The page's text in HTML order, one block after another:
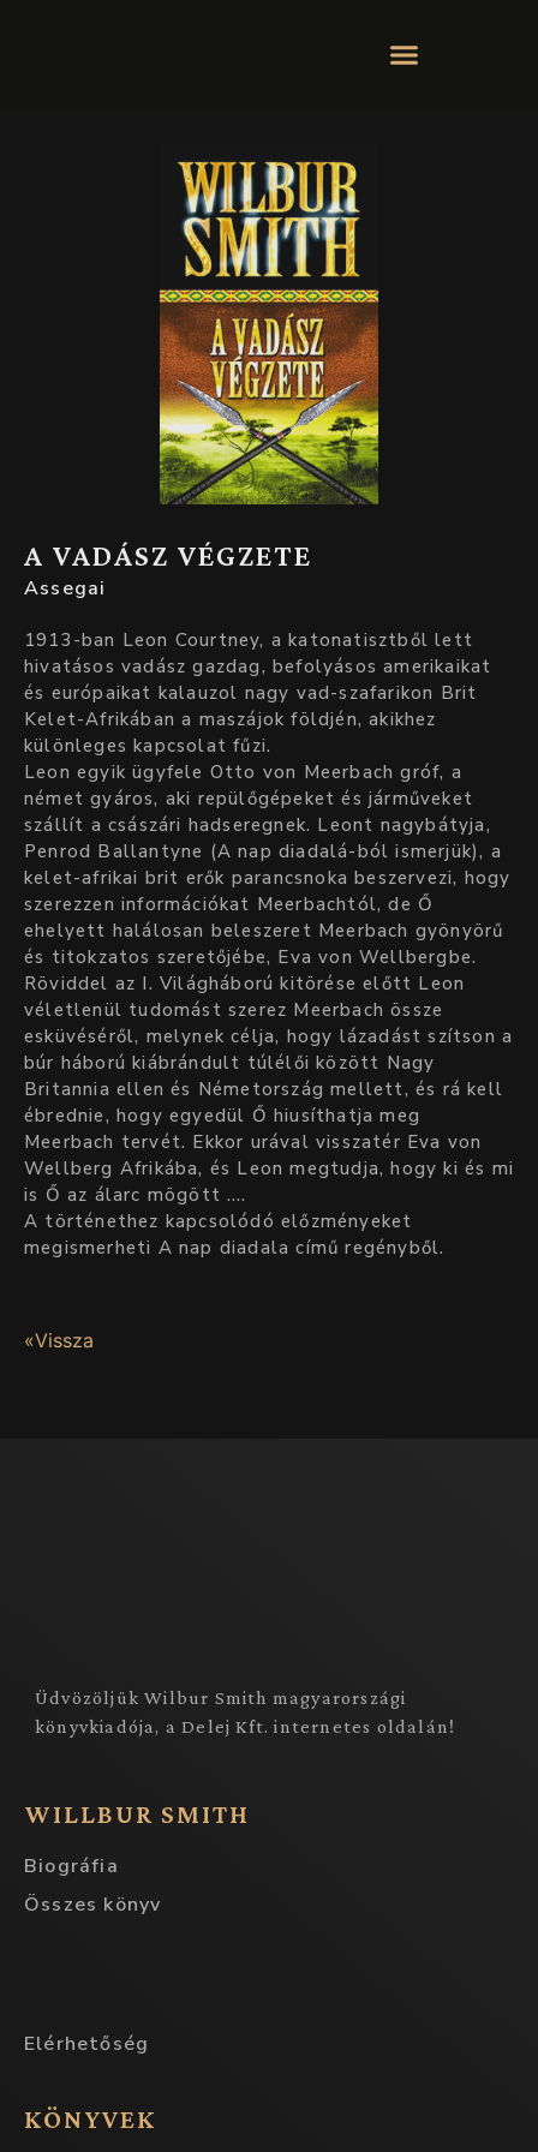
A VADÁSZ VÉGZETE
Assegai
1913-ban Leon Courtney, a katonatisztből lett
hivatásos vadász gazdag, befolyásos amerikaikat
és európaikat kalauzol nagy vad-szafarikon Brit
Kelet-Afrikában a maszájok földjén, akikhez
különleges kapcsolat fűzi.
Leon egyik ügyfele Otto von Meerbach gróf, a
német gyáros, aki repülőgépeket és járműveket
szállít a császári hadseregnek. Leont nagybátyja,
Penrod Ballantyne (A nap diadalá-ból ismerjük), a
kelet-afrikai brit erők parancsnoka beszervezi, hogy
szerezzen információkat Meerbachtól, de Ő
ehelyett halálosan beleszeret Meerbach gyönyörű
és titokzatos szeretőjébe, Eva von Wellbergbe.
Röviddel az I. Világháború kitörése előtt Leon
véletlenül tudomást szerez Meerbach össze
esküvéséről, melynek célja, hogy lázadást szítson a
búr háború kiábrándult túlélői között Nagy
Britannia ellen és Németország mellett, és rá kell
ébrednie, hogy egyedül Ő hiusíthatja meg
Meerbach tervét. Ekkor urával visszatér Eva von
Wellberg Afrikába, és Leon megtudja, hogy ki és mi
is Ő az álarc mögött ….
A történethez kapcsolódó előzményeket
megismerheti A nap diadala című regényből.
«Vissza
Üdvözöljük Wilbur Smith magyarországi
könyvkiadója, a Delej Kft. internetes oldalán!
WILLBUR SMITH
Biográfia
Összes könyv
Elérhetőség
KÖNYVEK